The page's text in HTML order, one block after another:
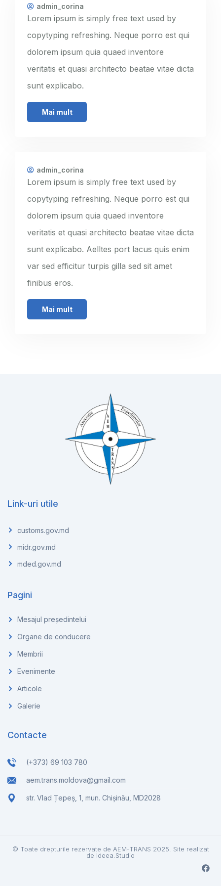
admin_corina
Lorem ipsum is simply free text used by
copytyping refreshing. Neque porro est qui
dolorem ipsum quia quaed inventore
veritatis et quasi architecto beatae vitae dicta
sunt explicabo.
Mai mult
admin_corina
Lorem ipsum is simply free text used by
copytyping refreshing. Neque porro est qui
dolorem ipsum quia quaed inventore
veritatis et quasi architecto beatae vitae dicta
sunt explicabo. Aelltes port lacus quis enim
var sed efficitur turpis gilla sed sit amet
finibus eros.
Mai mult
Link-uri utile
customs.gov.md
midr.gov.md
mded.gov.md
Pagini
Mesajul președintelui
Organe de conducere
Membrii
Evenimente
Articole
Galerie
Contacte
(+373) 69 103 780
aem.trans.moldova@gmail.com
str. Vlad Țepeș, 1, mun. Chișinău, MD2028
© Toate drepturile rezervate de AEM-TRANS 2025. Site realizat
de Ideea.Studio